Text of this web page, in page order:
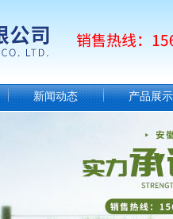
新闻动态 产品展示